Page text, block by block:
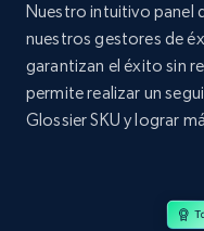
and more.
Title, Seller name,
Nuestro intuitivo panel
nuestros gestores de
garantizan el éxito sin
permite realizar un
Glossier SKU y lograr